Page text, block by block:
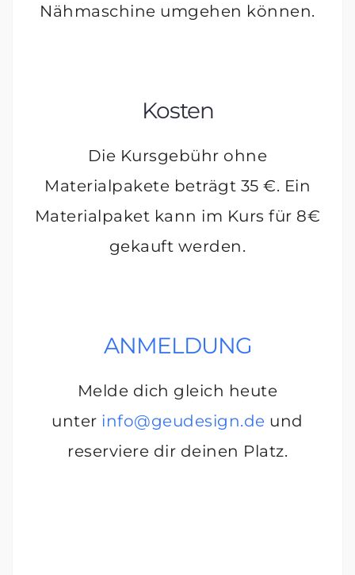
Nähmaschine umgehen können.
Kosten
Die Kursgebühr ohne
Materialpakete beträgt 35 €. Ein
Materialpaket kann im Kurs für 8€
gekauft werden.
ANMELDUNG
Melde dich gleich heute
unter info@geudesign.de und
reserviere dir deinen Platz.